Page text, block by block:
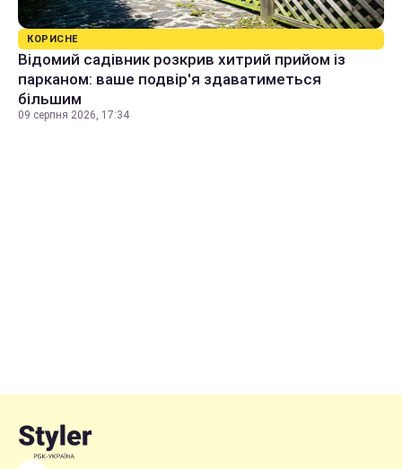
КОРИСНЕ
Відомий садівник розкрив хитрий прийом із
парканом: ваше подвір'я здаватиметься
більшим
09 серпня 2026, 17:34